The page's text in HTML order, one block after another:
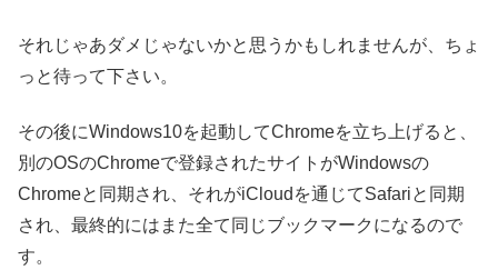
それじゃあダメじゃないかと思うかもしれませんが、ちょ
っと待って下さい。
その後にWindows10を起動してChromeを立ち上げると、
別のOSのChromeで登録されたサイトがWindowsの
Chromeと同期され、それがiCloudを通じてSafariと同期
され、最終的にはまた全て同じブックマークになるので
す。